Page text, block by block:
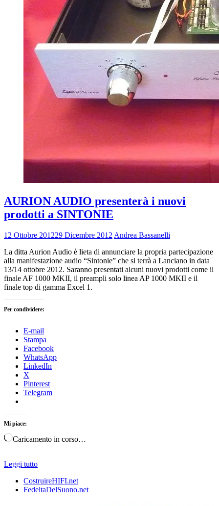
AURION AUDIO presenterà i nuovi
prodotti a SINTONIE
12 Ottobre 201229 Dicembre 2012 Andrea Bassanelli
La ditta Aurion Audio è lieta di annunciare la propria partecipazione
alla manifestazione audio “Sintonie” che si terrà a Lanciano in data
13/14 ottobre 2012. Saranno presentati alcuni nuovi prodotti come il
finale AF 1000 MKII, il preampli solo linea AP 1000 MKII e il
finale top di gamma Excel 1.
Per condividere:
E-mail
Stampa
Facebook
WhatsApp
LinkedIn
X
Pinterest
Telegram
Mi piace:
Caricamento in corso…
Leggi tutto
CostruireHIFI.net
FedeltaDelSuono.net